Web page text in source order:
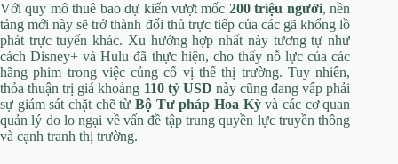
Với quy mô thuê bao dự kiến vượt mốc 200 triệu người, nền
tảng mới này sẽ trở thành đối thủ trực tiếp của các gã khổng lồ
phát trực tuyến khác. Xu hướng hợp nhất này tương tự như
cách Disney+ và Hulu đã thực hiện, cho thấy nỗ lực của các
hãng phim trong việc củng cố vị thế thị trường. Tuy nhiên,
thỏa thuận trị giá khoảng 110 tỷ USD này cũng đang vấp phải
sự giám sát chặt chẽ từ Bộ Tư pháp Hoa Kỳvà các cơ quan
quản lý do lo ngại về vấn đề tập trung quyền lực truyền thông
và cạnh tranh thị trường.